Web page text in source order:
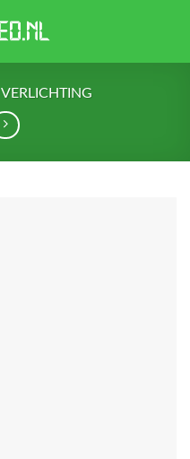
VERLICHTING